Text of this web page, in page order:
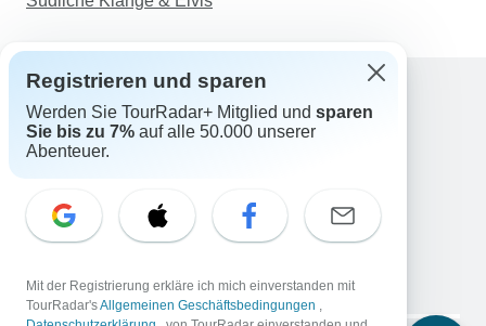
Support
Kontakt
Schweiz +41 225 183 195
E-Mail: support@tourradar.com
EN DE ES FR NL
Registrieren und sparen
Werden Sie TourRadar+ Mitglied und sparen
Sie bis zu 7% auf alle 50.000 unserer
Abenteuer.
Mit der Registrierung erkläre ich mich einverstanden mit
TourRadar'sAllgemeinen Geschäftsbedingungen ,